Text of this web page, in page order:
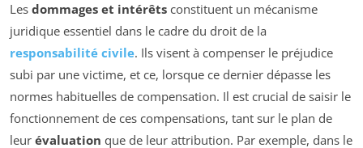
Les dommages et intérêts constituent un mécanisme
juridique essentiel dans le cadre du droit de la
responsabilité civile. Ils visent à compenser le préjudice
subi par une victime, et ce, lorsque ce dernier dépasse les
normes habituelles de compensation. Il est crucial de saisir le
fonctionnement de ces compensations, tant sur le plan de
leur évaluation que de leur attribution. Par exemple, dans le